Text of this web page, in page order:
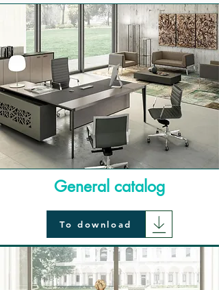
General catalog
To download